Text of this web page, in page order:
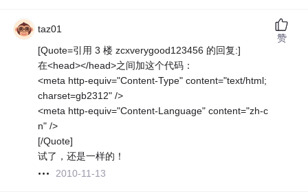
taz01
[Quote=引用 3 楼 zcxverygood123456 的回复:]
在<head></head>之间加这个代码：
<meta http-equiv="Content-Type" content="text/html;
charset=gb2312" />
<meta http-equiv="Content-Language" content="zh-c
n" />
[/Quote]
试了，还是一样的！
2010-11-13
赞